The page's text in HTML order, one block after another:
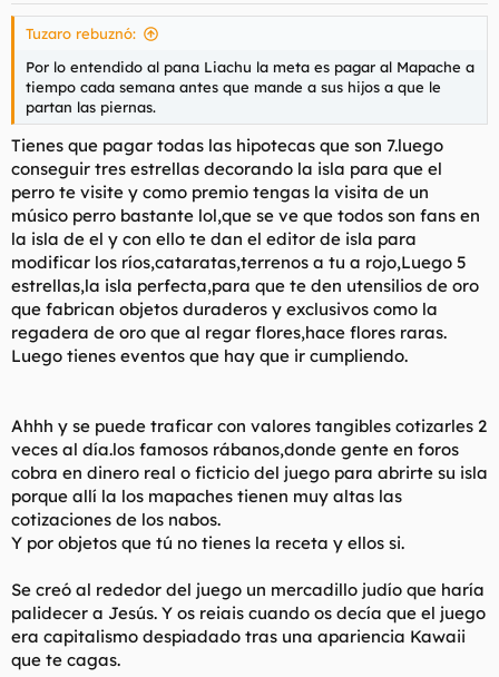
Tuzaro rebuznó:
Por lo entendido al pana Liachu la meta es pagar al Mapache a
tiempo cada semana antes que mande a sus hijos a que le
partan las piernas.
Tienes que pagar todas las hipotecas que son 7.luego
conseguir tres estrellas decorando la isla para que el
perro te visite y como premio tengas la visita de un
músico perro bastante lol,que se ve que todos son fans en
la isla de el y con ello te dan el editor de isla para
modificar los ríos,cataratas,terrenos a tu a rojo,Luego 5
estrellas,la isla perfecta,para que te den utensilios de oro
que fabrican objetos duraderos y exclusivos como la
regadera de oro que al regar flores,hace flores raras.
Luego tienes eventos que hay que ir cumpliendo.
Ahhh y se puede traficar con valores tangibles cotizarles 2
veces al día.los famosos rábanos,donde gente en foros
cobra en dinero real o ficticio del juego para abrirte su isla
porque allí la los mapaches tienen muy altas las
cotizaciones de los nabos.
Y por objetos que tú no tienes la receta y ellos si.
Se creó al rededor del juego un mercadillo judío que haría
palidecer a Jesús. Y os reiais cuando os decía que el juego
era capitalismo despiadado tras una apariencia Kawaii
que te cagas.